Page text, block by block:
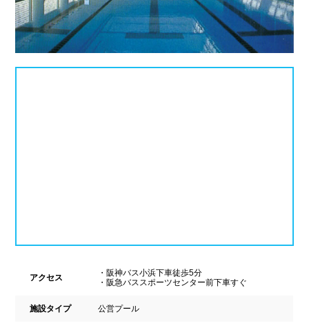
アクセス
・阪神バス小浜下車徒歩5分
・阪急バススポーツセンター前下車すぐ
施設タイプ 公営プール
福島県
関東
福井県 山梨県 長野県
温水プール 屋内プール
屋外プール スライダー